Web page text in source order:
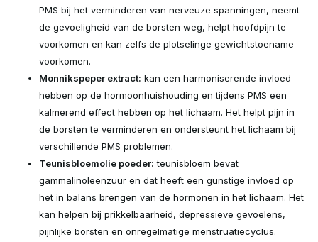
PMS bij het verminderen van nerveuze spanningen, neemt
de gevoeligheid van de borsten weg, helpt hoofdpijn te
voorkomen en kan zelfs de plotselinge gewichtstoename
voorkomen.
Monnikspeper extract: kan een harmoniserende invloed
hebben op de hormoonhuishouding en tijdens PMS een
kalmerend effect hebben op het lichaam. Het helpt pijn in
de borsten te verminderen en ondersteunt het lichaam bij
verschillende PMS problemen.
Teunisbloemolie poeder: teunisbloem bevat
gammalinoleenzuur en dat heeft een gunstige invloed op
het in balans brengen van de hormonen in het lichaam. Het
kan helpen bij prikkelbaarheid, depressieve gevoelens,
pijnlijke borsten en onregelmatige menstruatiecyclus.